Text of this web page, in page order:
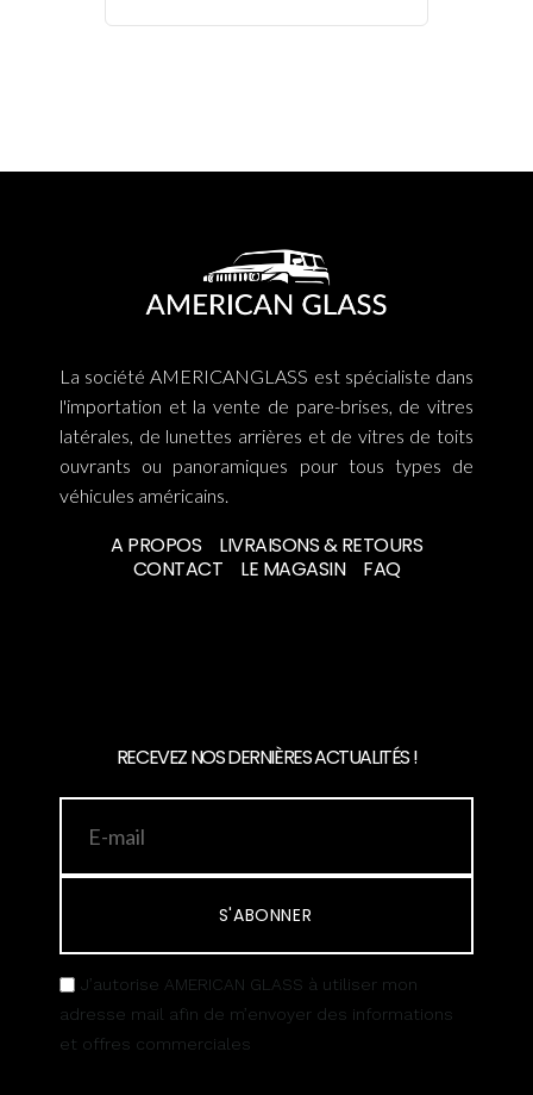
La société AMERICANGLASS est spécialiste dans
l'importation et la vente de pare-brises, de vitres
latérales, de lunettes arrières et de vitres de toits
ouvrants ou panoramiques pour tous types de
véhicules américains.
A PROPOS
LIVRAISONS & RETOURS
CONTACT
LE MAGASIN FAQ
RECEVEZ NOS DERNIÈRES ACTUALITÉS !
S'ABONNER
J’autorise AMERICAN GLASS à utiliser mon
adresse mail afin de m’envoyer des informations
et offres commerciales